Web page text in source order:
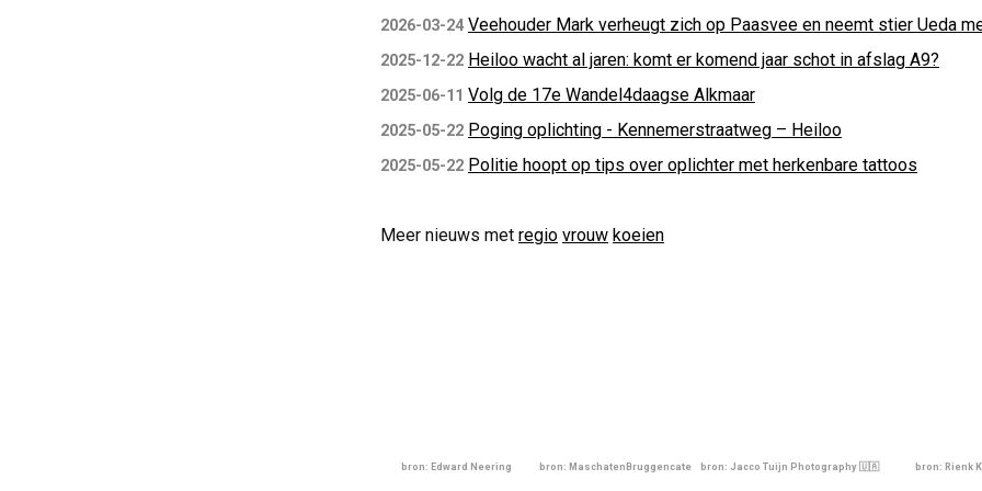
2026-03-24 Veehouder Mark verheugt zich op Paasvee en neemt stier Ueda
2025-12-22 Heiloo wacht al jaren: komt er komend jaar schot in afslag A9?
2025-06-11 Volg de 17e Wandel4daagse Alkmaar
2025-05-22 Poging oplichting - Kennemerstraatweg – Heiloo
2025-05-22 Politie hoopt op tips over oplichter met herkenbare tattoos
Meer nieuws met regio vrouw koeien
bron: Edward Neering bron: MaschatenBruggencate bron: Jacco Tuijn Photography 🇺🇦 bron: Rienk